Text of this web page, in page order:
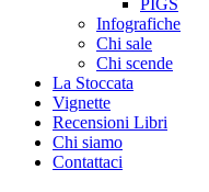
PIGS
Infografiche
Chi sale
Chi scende
La Stoccata
Vignette
Recensioni Libri
Chi siamo
Contattaci